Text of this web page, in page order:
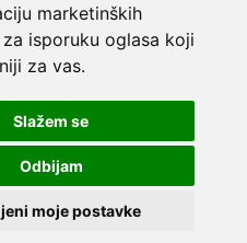
marketinških
za isporuku oglasa koji
za vas.
Slažem se
Odbijam
moje postavke
Dopi grupa d.o.o.